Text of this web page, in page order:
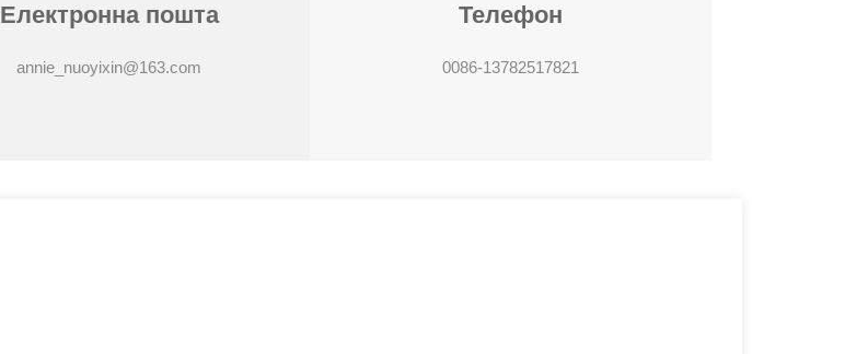
Електронна пошта
annie_nuoyixin@163.com
Телефон
0086-13782517821